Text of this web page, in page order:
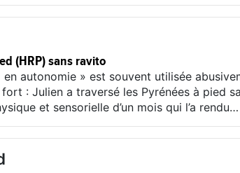
(HRP) sans ravito
en autonomie » est souvent utilisée
fort : Julien a traversé les Pyrénées à pied
et sensorielle d’un mois qui l’a